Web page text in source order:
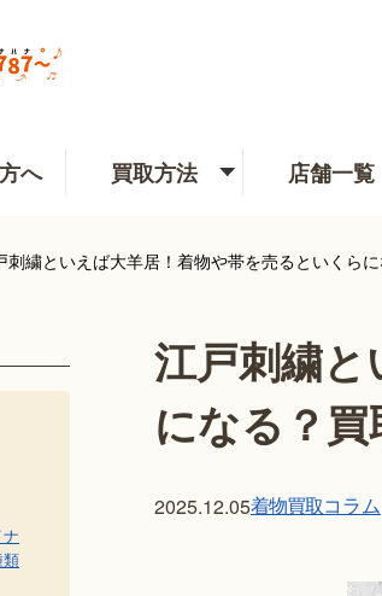
へ 買取方法 店舗一覧
刺繍といえば大羊居！着物や帯を売るといくら
江戸刺繍
になる？
2025.12.05着物買取コラム